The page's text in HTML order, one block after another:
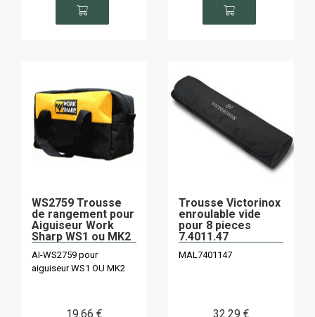
WS2759 Trousse
de rangement pour
Aiguiseur Work
Sharp WS1 ou MK2
AI-WS2759 pour
aiguiseur WS1 OU MK2
19.66 €
Trousse Victorinox
enroulable vide
pour 8 pieces
7.4011.47
MAL7401147
32.29 €